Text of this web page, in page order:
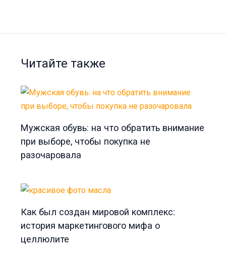
Читайте также
Мужская обувь: на что обратить внимание
при выборе, чтобы покупка не
разочаровала
Как был создан мировой комплекс:
история маркетингового мифа о
целлюлите